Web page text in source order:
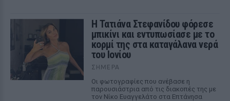
Η Τατιάνα Στεφανίδου φόρεσε
μπικίνι και εντυπωσίασε με το
κορμί της στα καταγάλανα νερά
του Ιονίου
ΣΉΜΕΡΑ
Οι φωτογραφίες που ανέβασε η
παρουσιάστρια από τις διακοπές της με
τον Νίκο Ευαγγελάτο στα Επτάνησα